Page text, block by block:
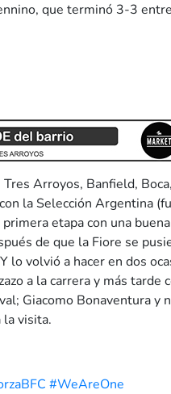
que terminó 3-3
Arroyos, Banfield,
la Selección Argentina
etapa con una
de que la Fiore se
lo volvió a hacer en dos
a la carrera y más tarde
Giacomo Bonaventura y
la visita.
#WeAreOne